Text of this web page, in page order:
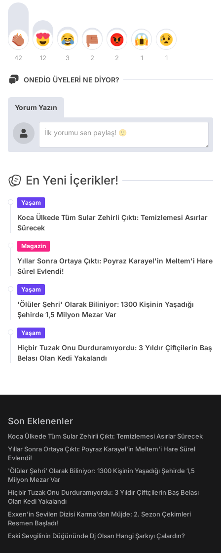
42 12 3 2 2 1 1
ONEDİO ÜYELERİ NE DİYOR?
Yorum Yazın
En Yeni İçerikler!
Yaşam
Koca Ülkede Tüm Sular Zehirli Çıktı: Temizlemesi Asırlar
Sürecek
Magazin
Yıllar Sonra Ortaya Çıktı: Poyraz Karayel'in Meltem'i Hare
Sürel Evlendi!
Yaşam
'Ölüler Şehri' Olarak Biliniyor: 1300 Kişinin Yaşadığı
Şehirde 1,5 Milyon Mezar Var
Yaşam
Hiçbir Tuzak Onu Durduramıyordu: 3 Yıldır Çiftçilerin Baş
Belası Olan Kedi Yakalandı
Son Eklenenler
Koca Ülkede Tüm Sular Zehirli Çıktı: Temizlemesi Asırlar Sürecek
Yıllar Sonra Ortaya Çıktı: Poyraz Karayel'in Meltem'i Hare Sürel
Evlendi!
'Ölüler Şehri' Olarak Biliniyor: 1300 Kişinin Yaşadığı Şehirde 1,5
Milyon Mezar Var
Hiçbir Tuzak Onu Durduramıyordu: 3 Yıldır Çiftçilerin Baş Belası
Olan Kedi Yakalandı
Exxen'in Sevilen Dizisi Karma'dan Müjde: 2. Sezon Çekimleri
Resmen Başladı!
Eski Sevgilinin Düğününde Dj Olsan Hangi Şarkıyı Çalardın?